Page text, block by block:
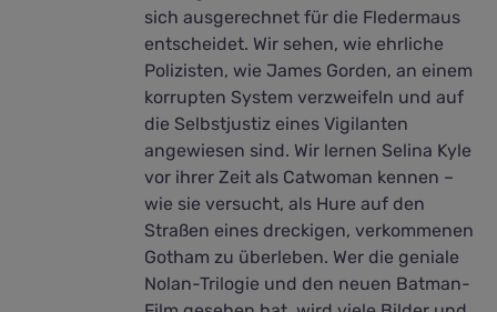
sich ausgerechnet für die Fledermaus
entscheidet. Wir sehen, wie ehrliche
Polizisten, wie James Gorden, an einem
korrupten System verzweifeln und auf
die Selbstjustiz eines Vigilanten
angewiesen sind. Wir lernen Selina Kyle
vor ihrer Zeit als Catwoman kennen –
wie sie versucht, als Hure auf den
Straßen eines dreckigen, verkommenen
Gotham zu überleben. Wer die geniale
Nolan-Trilogie und den neuen Batman-